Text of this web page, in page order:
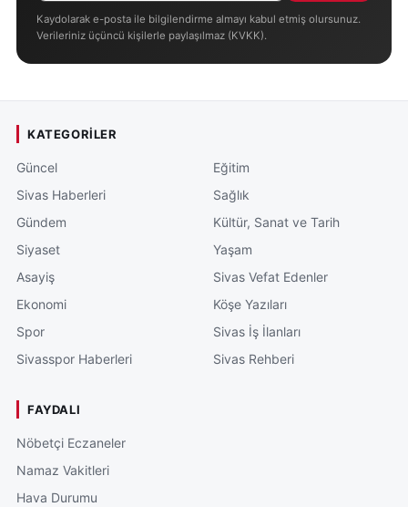
Kaydolarak e-posta ile bilgilendirme almayı kabul etmiş olursunuz.
Verileriniz üçüncü kişilerle paylaşılmaz (KVKK).
KATEGORILER
Güncel
Sivas Haberleri
Gündem
Siyaset
Asayiş
Ekonomi
Spor
Sivasspor Haberleri
Eğitim
Sağlık
Kültür, Sanat ve Tarih
Yaşam
Sivas Vefat Edenler
Köşe Yazıları
Sivas İş İlanları
Sivas Rehberi
FAYDALI
Nöbetçi Eczaneler
Namaz Vakitleri
Hava Durumu